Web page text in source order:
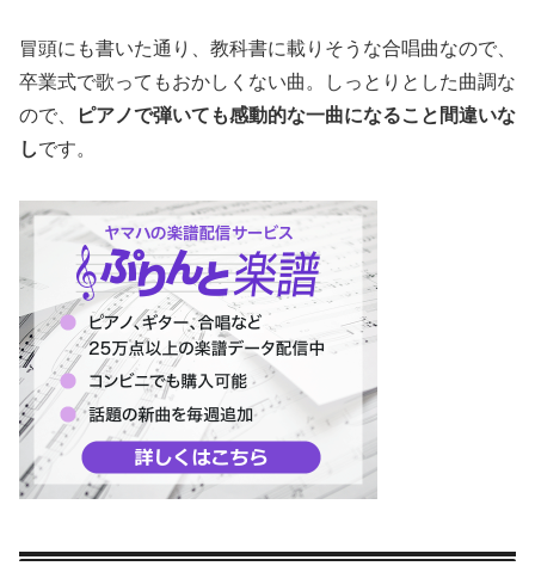
冒頭にも書いた通り、教科書に載りそうな合唱曲なので、
卒業式で歌ってもおかしくない曲。しっとりとした曲調な
ので、
ピアノで弾いても感動的な一曲になること間違いな
しです。